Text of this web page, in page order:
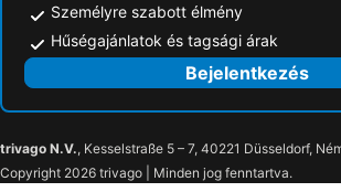
Személyre szabott élmény
Hűségajánlatok és tagsági árak
Bejelentkezés
trivago N.V., Kesselstraße 5 – 7, 40221 Düsseldorf,
Copyright 2026 trivago | Minden jog fenntartva.